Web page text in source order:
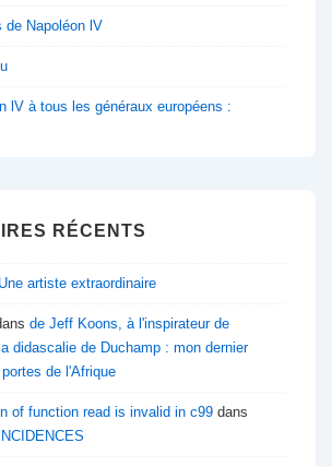
de Napoléon lV
lV à tous les généraux européens :
RÉCENTS
Une artiste extraordinaire
de Jeff Koons, à l'inspirateur de
didascalie de Duchamp : mon dernier
de l'Afrique
of function read is invalid in c99 dans